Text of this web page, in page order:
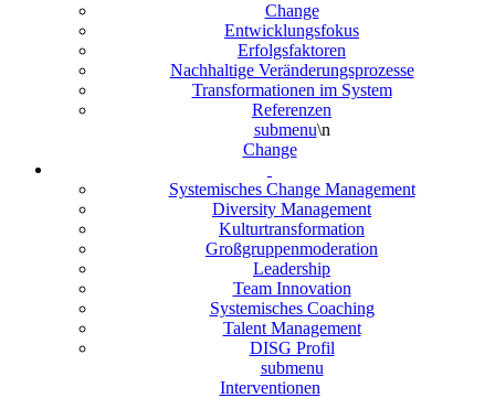
Change
Entwicklungsfokus
Erfolgsfaktoren
Nachhaltige Veränderungsprozesse
Transformationen im System
Referenzen
submenu\n
Change
Systemisches Change Management
Diversity Management
Kulturtransformation
Großgruppenmoderation
Leadership
Team Innovation
Systemisches Coaching
Talent Management
DISG Profil
submenu
Interventionen